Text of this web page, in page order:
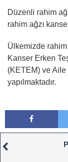
Düzenli rahim
rahim ağzı
Ülkemizde rahim
Kanser Erken
(KETEM) ve Aile
yapılmaktadır.